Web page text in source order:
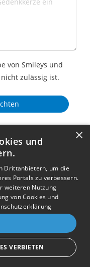
von Smileys und
zulässig ist.
×
und
Drittanbietern, um die
Portals zu verbessern.
weiteren Nutzung
von Cookies und
VERBIETEN